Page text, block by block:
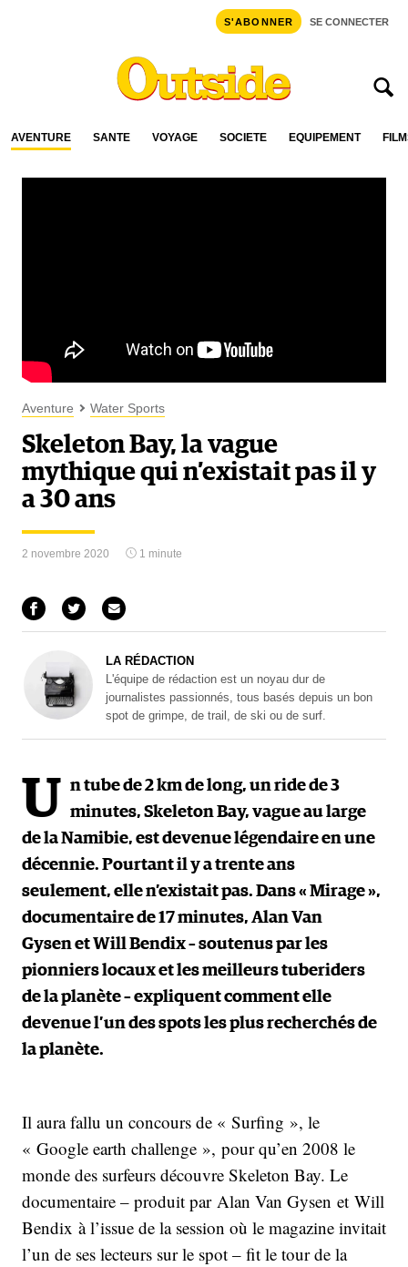
S'ABONNER SE CONNECTER
AVENTURE SANTÉ VOYAGE SOCIÉTÉ ÉQUIPEMENT
Aventure Water Sports
Skeleton Bay, la vague
mythique qui n’existait pas il y
a 30 ans
2 novembre 2020 1 minute
LA RÉDACTION
L'équipe de rédaction est un noyau dur de
journalistes passionnés, tous basés depuis un bon
spot de grimpe, de trail, de ski ou de surf.
U n tube de 2 km de long, un ride de 3
minutes, Skeleton Bay, vague au large
de la Namibie, est devenue légendaire en une
décennie. Pourtant il y a trente ans
seulement, elle n’existait pas. Dans « Mirage »,
documentaire de 17 minutes, Alan Van
Gysen et Will Bendix – soutenus par les
pionniers locaux et les meilleurs tuberiders
de la planète – expliquent comment elle
devenue l’un des spots les plus recherchés de
la planète.
Il aura fallu un concours de « Surfing », le
« Google earth challenge », pour qu’en 2008 le
monde des surfeurs découvre Skeleton Bay. Le
documentaire – produit par Alan Van Gysen et Will
Bendix à l’issue de la session où le magazine invitait
l’un de ses lecteurs sur le spot – fit le tour de la